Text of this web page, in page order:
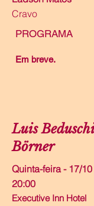
Cravo
PROGRAMA
Em breve.
Luis
Börner
Quinta-feira - 17/10
20:00
Executive Inn Hotel